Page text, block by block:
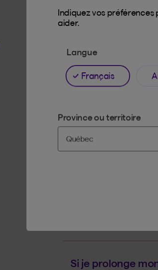
Annulation
Dans quelles
voyage?
Mon vol a été
Que faire si la
Si je prolonge
Indiquez vos
aider.
Langue
Français
Province ou territoire